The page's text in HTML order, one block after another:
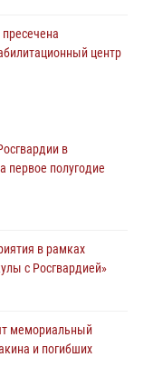
центр
мероприятий в
который
в
первое полугодие
в рамках
с Росгвардией»
мемориальный
и погибших